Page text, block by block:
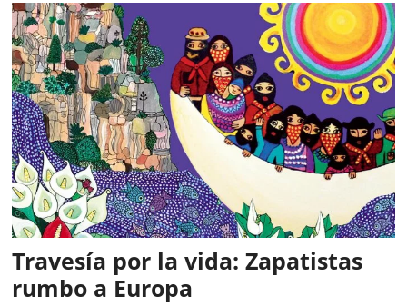
Travesía por la vida: Zapatistas
rumbo a Europa